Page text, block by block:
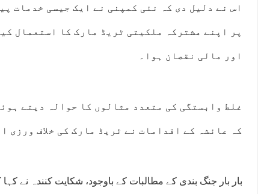
اس نے دلیل دی کہ نئی کمپنی نے ایک جیسی خدمات
پر اپنے مشترکہ ملکیتی ٹریڈ مارک کا استعمال
اور مالی نقصان ہوا۔
غلط وابستگی کی متعدد مثالوں کا حوالہ دیتے
کہ عائشہ کے اقدامات نے ٹریڈ مارک کی خلاف ورزی
بار بار جنگ بندی کے مطالبات کے باوجود، شکایت کنندہ نے
34°C 34°C 33°C 32°C 31°C 30°C